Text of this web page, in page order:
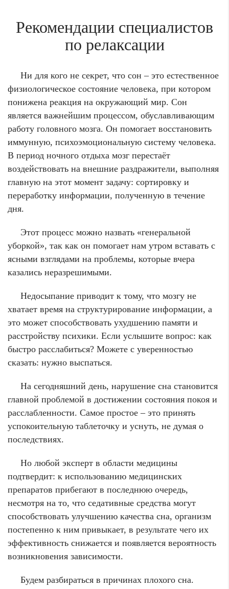
Рекомендации специалистов
по релаксации
Ни для кого не секрет, что сон – это естественное
физиологическое состояние человека, при котором
понижена реакция на окружающий мир. Сон
является важнейшим процессом, обуславливающим
работу головного мозга. Он помогает восстановить
иммунную, психоэмоциональную систему человека.
В период ночного отдыха мозг перестаёт
воздействовать на внешние раздражители, выполняя
главную на этот момент задачу: сортировку и
переработку информации, полученную в течение
дня.
Этот процесс можно назвать «генеральной
уборкой», так как он помогает нам утром вставать с
ясными взглядами на проблемы, которые вчера
казались неразрешимыми.
Недосыпание приводит к тому, что мозгу не
хватает время на структурирование информации, а
это может способствовать ухудшению памяти и
расстройству психики. Если услышите вопрос: как
быстро расслабиться? Можете с уверенностью
сказать: нужно выспаться.
На сегодняшний день, нарушение сна становится
главной проблемой в достижении состояния покоя и
расслабленности. Самое простое – это принять
успокоительную таблеточку и уснуть, не думая о
последствиях.
Но любой эксперт в области медицины
подтвердит: к использованию медицинских
препаратов прибегают в последнюю очередь,
несмотря на то, что седативные средства могут
способствовать улучшению качества сна, организм
постепенно к ним привыкает, в результате чего их
эффективность снижается и появляется вероятность
возникновения зависимости.
Будем разбираться в причинах плохого сна.